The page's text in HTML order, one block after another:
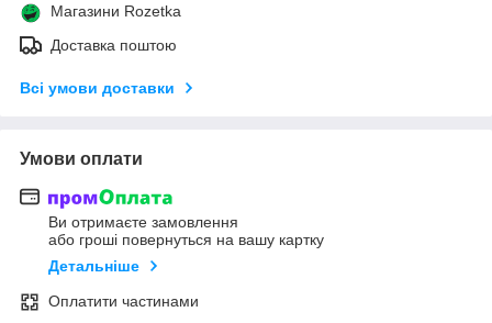
Магазини Rozetka
Доставка поштою
Всі умови доставки
Умови оплати
Ви отримаєте замовлення
або гроші повернуться на вашу картку
Детальніше
Оплатити частинами